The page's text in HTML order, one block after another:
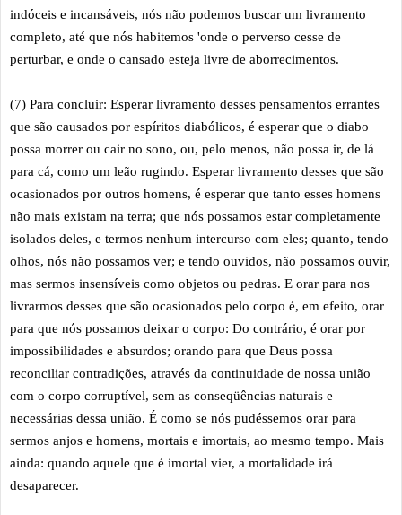
indóceis e incansáveis, nós não podemos buscar um livramento
completo, até que nós habitemos 'onde o perverso cesse de
perturbar, e onde o cansado esteja livre de aborrecimentos.
(7) Para concluir: Esperar livramento desses pensamentos errantes
que são causados por espíritos diabólicos, é esperar que o diabo
possa morrer ou cair no sono, ou, pelo menos, não possa ir, de lá
para cá, como um leão rugindo. Esperar livramento desses que são
ocasionados por outros homens, é esperar que tanto esses homens
não mais existam na terra; que nós possamos estar completamente
isolados deles, e termos nenhum intercurso com eles; quanto, tendo
olhos, nós não possamos ver; e tendo ouvidos, não possamos ouvir,
mas sermos insensíveis como objetos ou pedras. E orar para nos
livrarmos desses que são ocasionados pelo corpo é, em efeito, orar
para que nós possamos deixar o corpo: Do contrário, é orar por
impossibilidades e absurdos; orando para que Deus possa
reconciliar contradições, através da continuidade de nossa união
com o corpo corruptível, sem as conseqüências naturais e
necessárias dessa união. É como se nós pudéssemos orar para
sermos anjos e homens, mortais e imortais, ao mesmo tempo. Mais
ainda: quando aquele que é imortal vier, a mortalidade irá
desaparecer.